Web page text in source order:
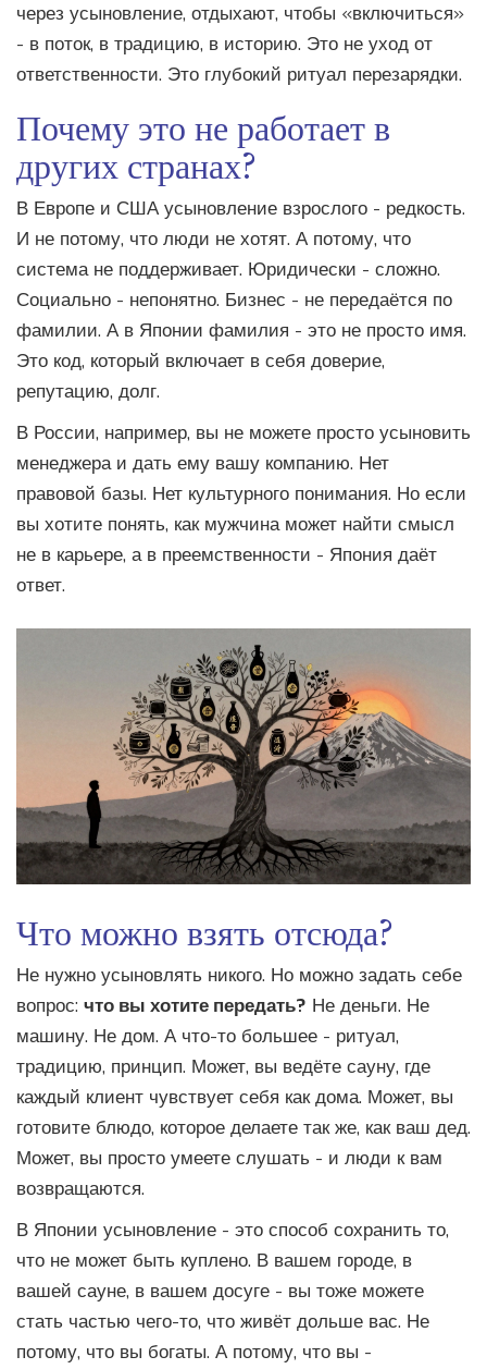
через усыновление, отдыхают, чтобы «включиться»
- в поток, в традицию, в историю. Это не уход от
ответственности. Это глубокий ритуал перезарядки.
Почему это не работает в
других странах?
В Европе и США усыновление взрослого - редкость.
И не потому, что люди не хотят. А потому, что
система не поддерживает. Юридически - сложно.
Социально - непонятно. Бизнес - не передаётся по
фамилии. А в Японии фамилия - это не просто имя.
Это код, который включает в себя доверие,
репутацию, долг.
В России, например, вы не можете просто усыновить
менеджера и дать ему вашу компанию. Нет
правовой базы. Нет культурного понимания. Но если
вы хотите понять, как мужчина может найти смысл
не в карьере, а в преемственности - Япония даёт
ответ.
Что можно взять отсюда?
Не нужно усыновлять никого. Но можно задать себе
вопрос: что вы хотите передать? Не деньги. Не
машину. Не дом. А что-то большее - ритуал,
традицию, принцип. Может, вы ведёте сауну, где
каждый клиент чувствует себя как дома. Может, вы
готовите блюдо, которое делаете так же, как ваш дед.
Может, вы просто умеете слушать - и люди к вам
возвращаются.
В Японии усыновление - это способ сохранить то,
что не может быть куплено. В вашем городе, в
вашей сауне, в вашем досуге - вы тоже можете
стать частью чего-то, что живёт дольше вас. Не
потому, что вы богаты. А потому, что вы -